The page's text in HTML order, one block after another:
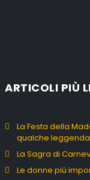
ARTICOLI PIÙ
La Festa della
qualche leggenda
La Sagra di
Le donne più